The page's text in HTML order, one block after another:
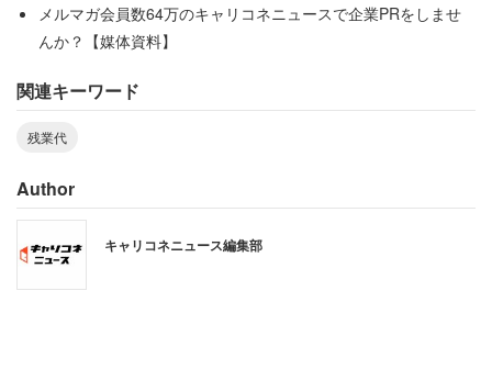
あるツイッターユーザーが、3月4日、人気コミック『こち
ら葛飾区亀有公園前派出所』の台詞部分を書き換えた画像
を投稿し、ヤマトを称賛する空気に一石を投じた。
メルマガ会員数64万のキャリコネニュースで企業PRをしませ
んか？【媒体資料】
関連キーワード
残業代
Author
キャリコネニュース編集部